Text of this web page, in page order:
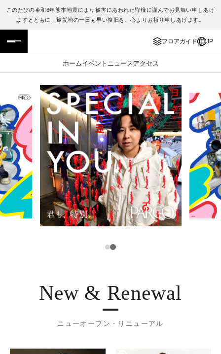
このたびの令和8年熊本地震により被害にあわれた皆様に謹んでお見舞い申しあげ
ますとともに、被災地の一日も早い復旧を、心よりお祈り申しあげます。
フロアガイド JP
ホームイベント ニュース アクセス
フロアガイド
施設案内・アクセス
ニュース
レストラン・カフェ
TAX FREE
PARCOメンバーズ
ENGLISH
繁体字
한국어
ภาษาไทย
日本語
1
New & Renewal
ニューオープン・リニューアル